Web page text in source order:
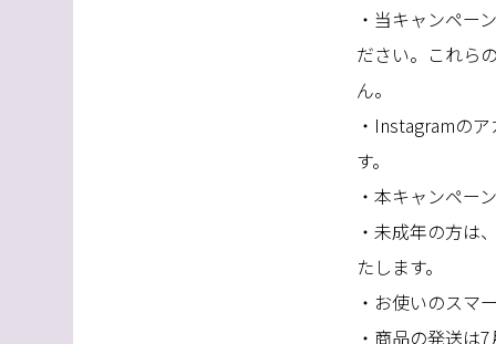
・当キャンペー
ださい。これら
ん。
・Instagramの
す。
・本キャンペー
・未成年の方は
たします。
・お使いのスマ
・商品の発送は7